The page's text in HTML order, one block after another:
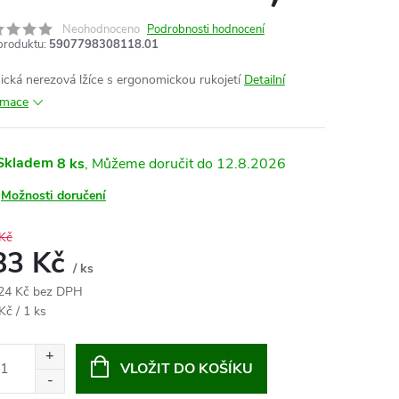
Neohodnoceno Podrobnosti hodnocení
5907798308118.01
nerezová lžíce s ergonomickou rukojetí Detailní
8 ks 12.8.2026
Možnosti doručení
Kč / ks
Kč bez DPH
/ 1 ks
VLOŽIT DO KOŠÍKU